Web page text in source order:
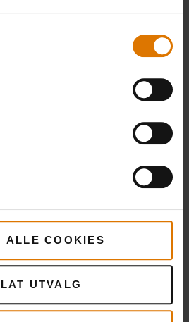
ALLE COOKIES
UTVALG